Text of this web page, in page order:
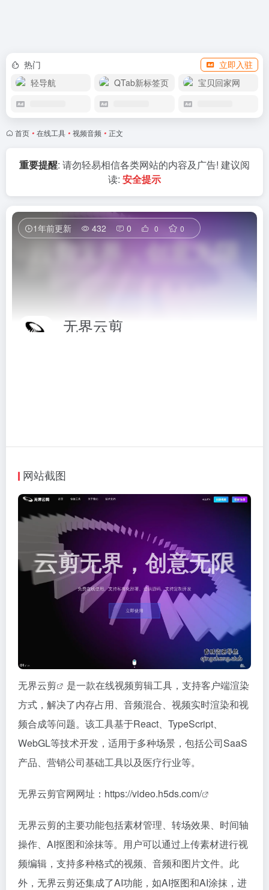
热门
立即入驻
轻导航
QTab新标签页 宝贝回家网
首页 • 在线工具 • 视频音频 • 正文
重要提醒: 请勿轻易相信各类网站的内容及广告! 建议阅
读: 安全提示
1年前更新 432 0 0 0
无界云剪
网站截图
无界云剪
是一款在线视频剪辑工具，支持客户端渲染
方式，解决了内存占用、音频混合、视频实时渲染和视
频合成等问题。该工具基于React、TypeScript、
WebGL等技术开发，适用于多种场景，包括公司SaaS
产品、营销公司基础工具以及医疗行业等。
无界云剪官网网址： https://video.h5ds.com/
无界云剪的主要功能包括素材管理、转场效果、时间轴
操作、AI抠图和涂抹等。用户可以通过上传素材进行视
频编辑，支持多种格式的视频、音频和图片文件。此
外，无界云剪还集成了AI功能，如AI抠图和AI涂抹，进